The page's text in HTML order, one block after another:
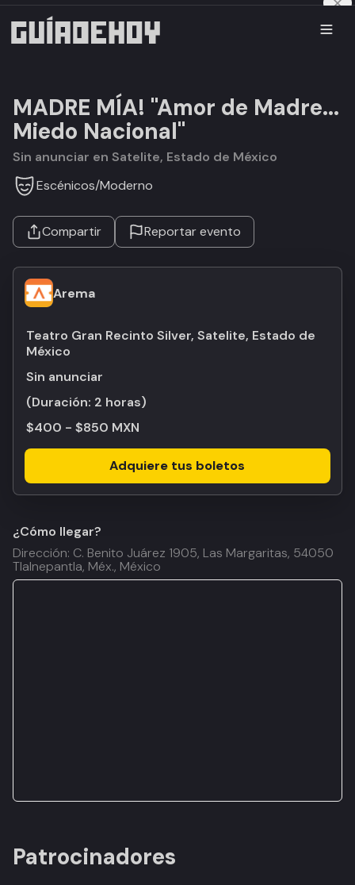
MADRE MÍA! "Amor de Madre...
Miedo Nacional"
Sin anunciar en Satelite, Estado de México
Escénicos/Moderno
Compartir Reportar evento
Arema
Teatro Gran Recinto Silver, Satelite, Estado de
México
Sin anunciar
(Duración: 2 horas)
$400 - $850 MXN
Adquiere tus boletos
¿Cómo llegar?
Dirección: C. Benito Juárez 1905, Las Margaritas, 54050
Tlalnepantla, Méx., México
Patrocinadores